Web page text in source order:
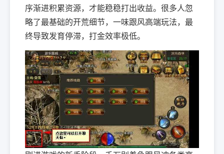
序渐进积累资源，才能稳稳打出收益。很多人忽
略了最基础的开荒细节，一味跟风高端玩法，最
终导致发育停滞，打金效率极低。